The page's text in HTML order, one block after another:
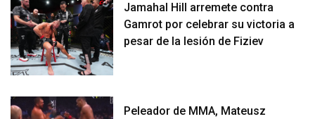
Jamahal Hill arremete contra
Gamrot por celebrar su victoria a
pesar de la lesión de Fiziev
Peleador de MMA, Mateusz